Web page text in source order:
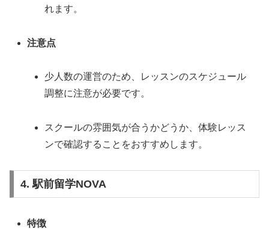
れます。
注意点
少人数の運営のため、レッスンのスケジュール
調整に注意が必要です。
スクールの雰囲気が合うかどうか、体験レッス
ンで確認することをおすすめします。
4. 駅前留学NOVA
特徴